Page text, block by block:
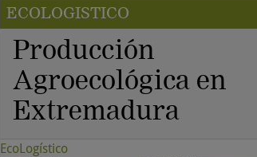
ECOLOGISTICO
Producción
Agroecológica en
Extremadura
EcoLogístico